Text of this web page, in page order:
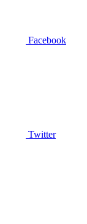
Facebook
Twitter